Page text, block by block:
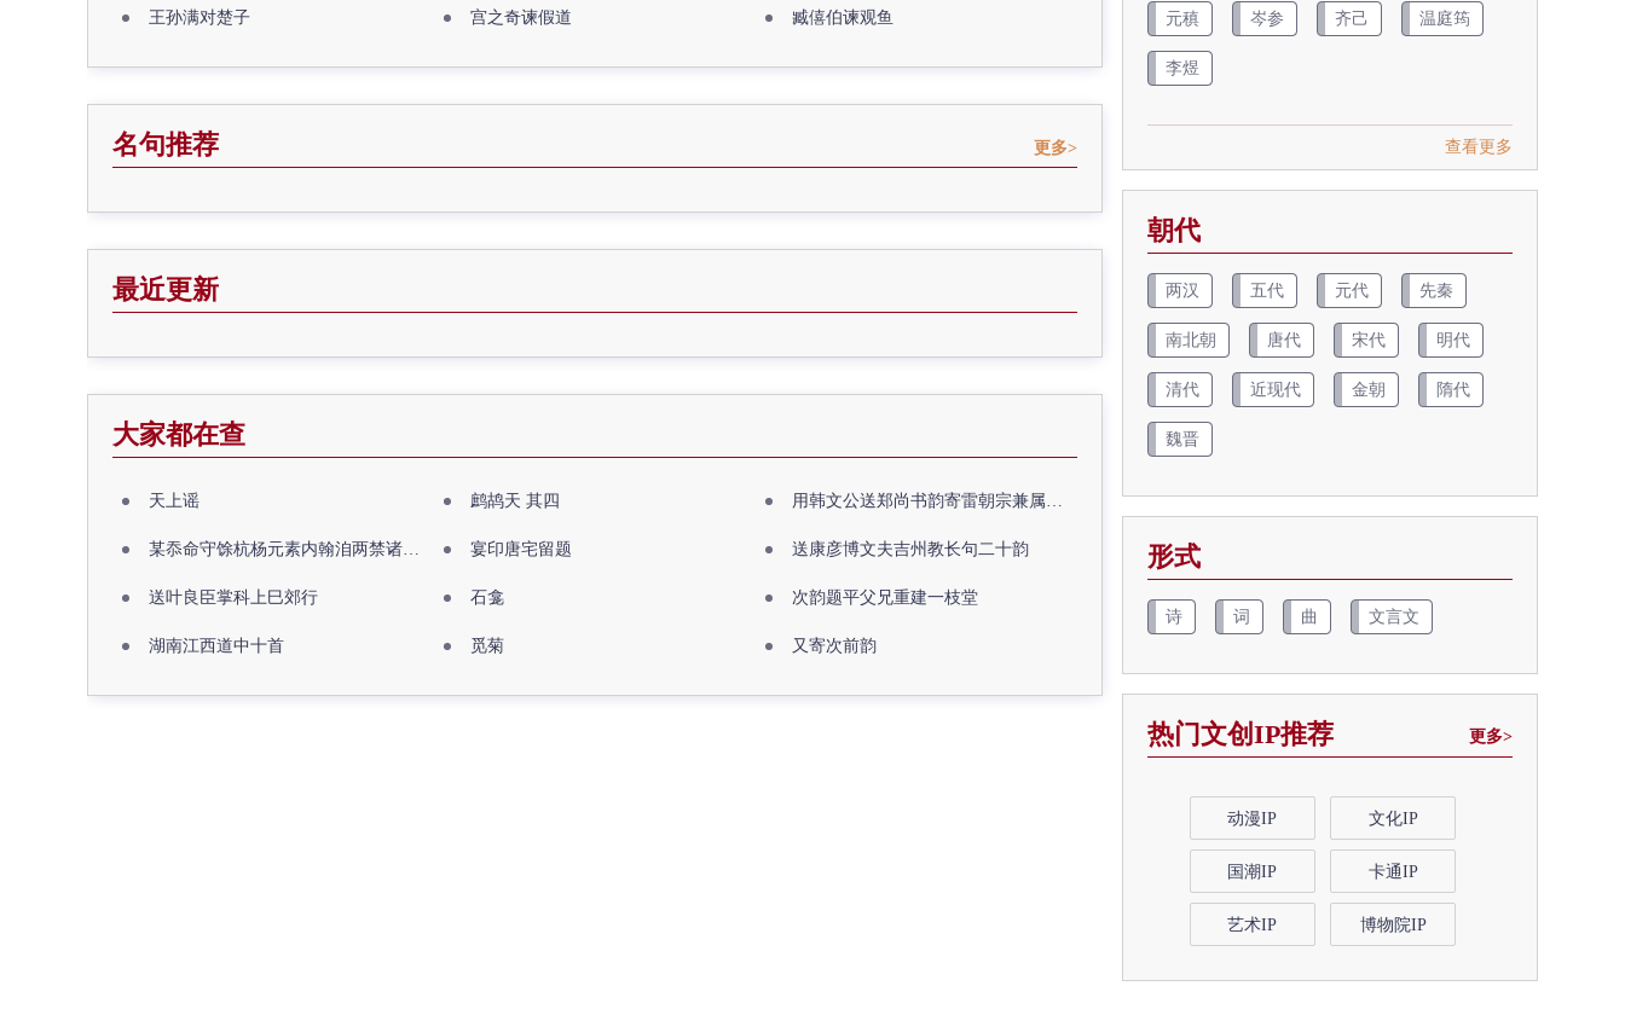
王孙满对楚子 宫之奇谏假道 臧僖伯谏观鱼
名句推荐 更多>
最近更新
大家都在查
天上谣 鹧鸪天 其四 用韩文公送郑尚书韵寄雷朝宗兼属欧阳全真
某忝命守馀杭杨元素内翰洎两禁诸公出祖佛寺 宴印唐宅留题 送康彦博文夫吉州教长句二十韵
送叶良臣掌科上巳郊行 石龛 次韵题平父兄重建一枝堂
湖南江西道中十首 觅菊 又寄次前韵
元稹 岑参 齐己 温庭筠
李煜
查看更多
朝代
两汉 五代 元代 先秦
南北朝 唐代 宋代 明代
清代 近现代 金朝 隋代
魏晋
形式
诗 词 曲 文言文
热门文创IP推荐 更多>
动漫IP 文化IP
国潮IP 卡通IP
艺术IP 博物院IP